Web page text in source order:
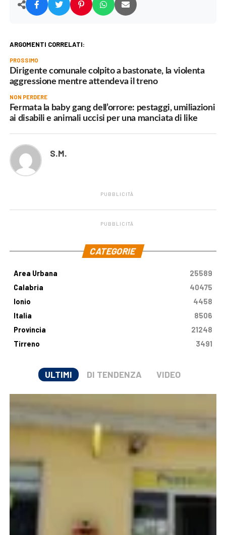
ARGOMENTI CORRELATI:
PROSSIMO
Dirigente comunale colpito a bastonate, la violenta
aggressione mentre attendeva il treno
NON PERDERE
Fermata la baby gang dell’orrore: pestaggi, umiliazioni
ai disabili e animali uccisi per una manciata di like
S.M.
PUBBLICITÀ
PUBBLICITÀ
CATEGORIE
Area Urbana
25589
Calabria
40475
Ionio
4458
Italia
8506
Provincia
21248
Tirreno
3491
ULTIMI DI TENDENZA VIDEO